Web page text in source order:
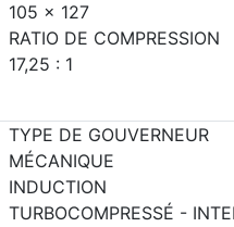
105 x 127
RATIO DE COMPRESSION
17,25 : 1
TYPE DE GOUVERNEUR
MÉCANIQUE
INDUCTION
TURBOCOMPRESSÉ -